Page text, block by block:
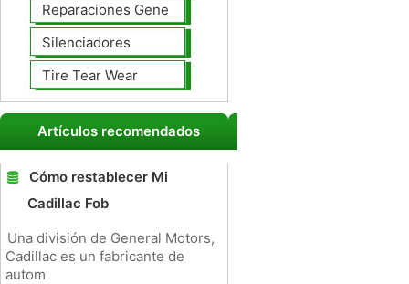
Reparaciones Generales
Silenciadores
Tire Tear Wear
Artículos recomendados
Cómo restablecer Mi
Cadillac Fob
Una división de General Motors,
Cadillac es un fabricante de
autom